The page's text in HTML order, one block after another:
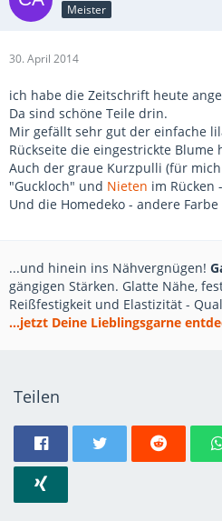
Meister
30. April 2014
ich habe die Zeitschrift heute
Da sind schöne Teile drin.
Mir gefällt sehr gut der einfache
Rückseite die eingestrickte Blume
Auch der graue Kurzpulli (für
"Guckloch" und Nieten im Rücken
Und die Homedeko - andere
...und hinein ins Nähvergnügen!
gängigen Stärken. Glatte Nähe,
Reißfestigkeit und Elastizität -
...jetzt Deine Lieblingsgarne
Teilen